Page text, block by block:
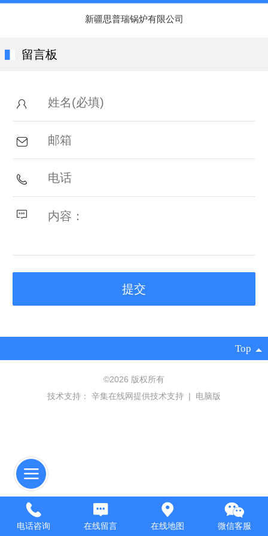
新疆思普瑞锅炉有限公司
留言板
Top
©2026 版权所有
技术支持： 辛集在线网提供技术支持 | 电脑版
电话咨询 在线留言 在线地图 微信客服